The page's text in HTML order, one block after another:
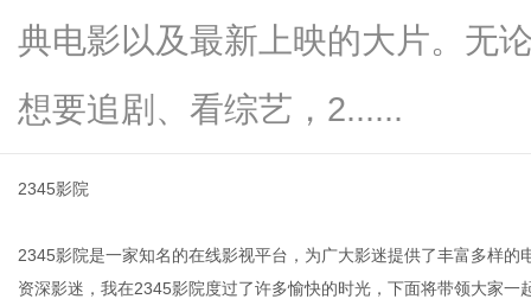
典电影以及最新上映的大片。无
想要追剧、看综艺，2......
2345影院
2345影院是一家知名的在线影视平台，为广大影迷提供了丰富多样
资深影迷，我在2345影院度过了许多愉快的时光，下面将带领大家